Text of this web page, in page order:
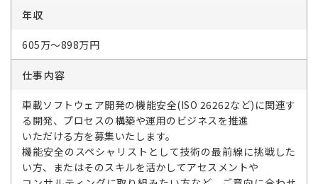
年収
605万～898万円
仕事内容
車載ソフトウェア開発の機能安全(ISO 26262など)に関連す
る開発、プロセスの構築や運用のビジネスを推進
いただける方を募集いたします。
機能安全のスペシャリストとして技術の最前線に挑戦した
い方、またはそのスキルを活かしてアセスメントや